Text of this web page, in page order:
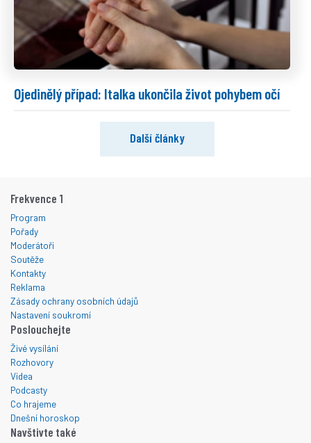
Ojedinělý případ: Italka ukončila život pohybem očí
Další články
Frekvence 1
Program
Pořady
Moderátoři
Soutěže
Kontakty
Reklama
Zásady ochrany osobních údajů
Nastavení soukromí
Poslouchejte
Živé vysílání
Rozhovory
Videa
Podcasty
Co hrajeme
Dnešní horoskop
Navštivte také